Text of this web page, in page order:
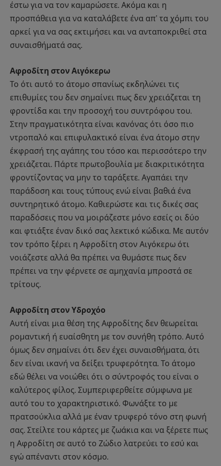
έστω για να τον καμαρώσετε. Ακόμα και η
προσπάθεια για να καταλάβετε ένα απ’ τα χόμπι του
αρκεί για να σας εκτιμήσει και να ανταποκριθεί στα
συναισθήματά σας.
Αφροδίτη στον Αιγόκερω
Το ότι αυτό το άτομο σπανίως εκδηλώνει τις
επιθυμίες του δεν σημαίνει πως δεν χρειάζεται τη
φροντίδα και την προσοχή του συντρόφου του.
Στην πραγματικότητα είναι κανόνας ότι όσο πιο
ντροπαλό και επιφυλακτικό είναι ένα άτομο στην
έκφρασή της αγάπης του τόσο και περισσότερο την
χρειάζεται. Πάρτε πρωτοβουλία με διακριτικότητα
φροντίζοντας να μην το ταράξετε. Αγαπάει την
παράδοση και τους τύπους ενώ είναι βαθιά ένα
συντηρητικό άτομο. Καθιερώστε και τις δικές σας
παραδόσεις που να μοιράζεστε μόνο εσείς οι δύο
και φτιάξτε έναν δικό σας λεκτικό κώδικα. Με αυτόν
τον τρόπο ξέρει η Αφροδίτη στον Αιγόκερω ότι
νοιάζεστε αλλά θα πρέπει να θυμάστε πως δεν
πρέπει να την φέρνετε σε αμηχανία μπροστά σε
τρίτους.
Αφροδίτη στον Υδροχόο
Αυτή είναι μια θέση της Αφροδίτης δεν θεωρείται
ρομαντική ή ευαίσθητη με τον συνήθη τρόπο. Αυτό
όμως δεν σημαίνει ότι δεν έχει συναισθήματα, ότι
δεν είναι ικανή να δείξει τρυφερότητα. Το άτομο
εδώ θέλει να νοιώθει ότι ο σύντροφός του είναι ο
καλύτερος φίλος. Συμπεριφερθείτε σύμφωνα με
αυτό του το χαρακτηριστικό. Φωνάξτε το με
πρατσούκλια αλλά με έναν τρυφερό τόνο στη φωνή
σας. Στείλτε του κάρτες με ζωάκια και να ξέρετε πως
η Αφροδίτη σε αυτό το Ζώδιο λατρεύει το εσύ και
εγώ απέναντι στον κόσμο.